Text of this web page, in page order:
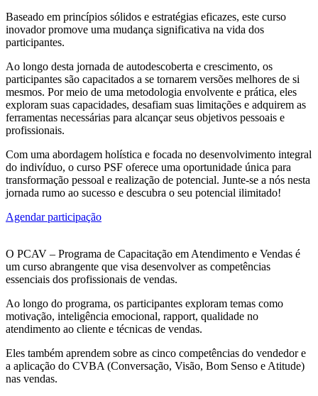
Baseado em princípios sólidos e estratégias eficazes, este curso
inovador promove uma mudança significativa na vida dos
participantes.
Ao longo desta jornada de autodescoberta e crescimento, os
participantes são capacitados a se tornarem versões melhores de si
mesmos. Por meio de uma metodologia envolvente e prática, eles
exploram suas capacidades, desafiam suas limitações e adquirem as
ferramentas necessárias para alcançar seus objetivos pessoais e
profissionais.
Com uma abordagem holística e focada no desenvolvimento integral
do indivíduo, o curso PSF oferece uma oportunidade única para
transformação pessoal e realização de potencial. Junte-se a nós nesta
jornada rumo ao sucesso e descubra o seu potencial ilimitado!
Agendar participação
O PCAV – Programa de Capacitação em Atendimento e Vendas é
um curso abrangente que visa desenvolver as competências
essenciais dos profissionais de vendas.
Ao longo do programa, os participantes exploram temas como
motivação, inteligência emocional, rapport, qualidade no
atendimento ao cliente e técnicas de vendas.
Eles também aprendem sobre as cinco competências do vendedor e
a aplicação do CVBA (Conversação, Visão, Bom Senso e Atitude)
nas vendas.